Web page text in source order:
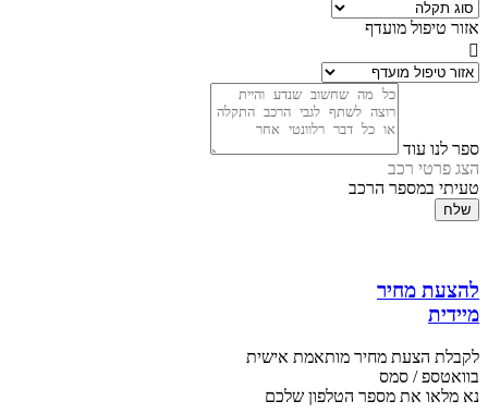
אזור טיפול מועדף
ספר לנו עוד
הצג פרטי רכב
טעיתי במספר הרכב
שלח
להצעת מחיר
מיידית
לקבלת הצעת מחיר מותאמת אישית
בוואטספ / סמס
נא מלאו את מספר הטלפון שלכם